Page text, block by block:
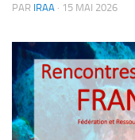
PAR IRAA · 15 MAI 2026